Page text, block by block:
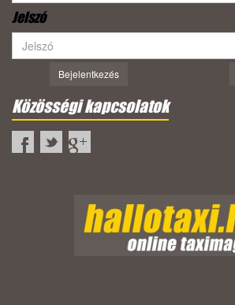
Jelszó
Bejelentkezés
Közösségi kapcsolatok